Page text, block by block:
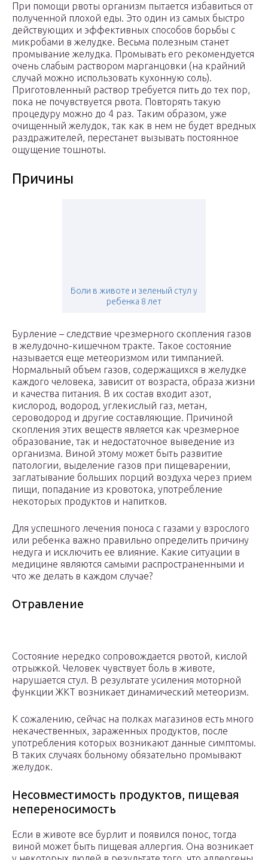
При помощи рвоты организм пытается избавиться от
полученной плохой еды. Это один из самых быстро
действующих и эффективных способов борьбы с
микробами в желудке. Весьма полезным станет
промывание желудка. Промывать его рекомендуется
очень слабым раствором марганцовки (на крайний
случай можно использовать кухонную соль).
Приготовленный раствор требуется пить до тех пор,
пока не почувствуется рвота. Повторять такую
процедуру можно до 4 раз. Таким образом, уже
очищенный желудок, так как в нем не будет вредных
раздражителей, перестанет вызывать постоянное
ощущение тошноты.
Причины
Боли в животе и зеленый стул у
ребенка 8 лет
Бурление – следствие чрезмерного скопления газов
в желудочно-кишечном тракте. Такое состояние
называется еще метеоризмом или тимпанией.
Нормальный объем газов, содержащихся в желудке
каждого человека, зависит от возраста, образа жизни
и качества питания. В их состав входит азот,
кислород, водород, углекислый газ, метан,
сероводород и другие составляющие. Причиной
скопления этих веществ является как чрезмерное
образование, так и недостаточное выведение из
организма. Виной этому может быть развитие
патологии, выделение газов при пищеварении,
заглатывание больших порций воздуха через прием
пищи, попадание из кровотока, употребление
некоторых продуктов и напитков.
Для успешного лечения поноса с газами у взрослого
или ребенка важно правильно определить причину
недуга и исключить ее влияние. Какие ситуации в
медицине являются самыми распространенными и
что же делать в каждом случае?
Отравление
Состояние нередко сопровождается рвотой, кислой
отрыжкой. Человек чувствует боль в животе,
нарушается стул. В результате усиления моторной
функции ЖКТ возникает динамический метеоризм.
К сожалению, сейчас на полках магазинов есть много
некачественных, зараженных продуктов, после
употребления которых возникают данные симптомы.
В таких случаях больному обязательно промывают
желудок.
Несовместимость продуктов, пищевая
непереносимость
Если в животе все бурлит и появился понос, тогда
виной может быть пищевая аллергия. Она возникает